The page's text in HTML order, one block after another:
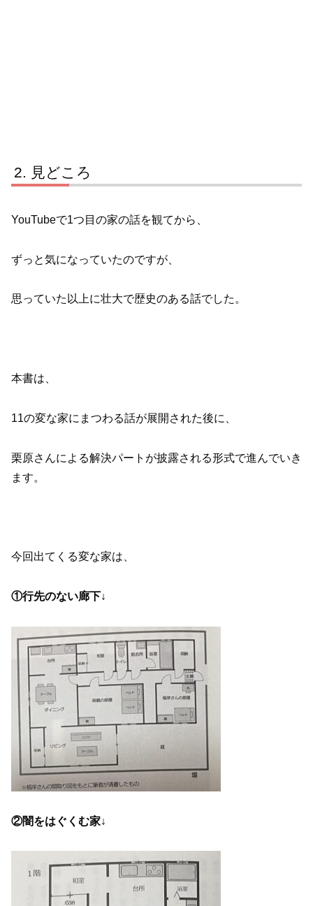
見どころ
YouTubeで1つ目の家の話を観てから、
ずっと気になっていたのですが、
思っていた以上に壮大で歴史のある話でした。
本書は、
11の変な家にまつわる話が展開された後に、
栗原さんによる解決パートが披露される形式で進んでいき
ます。
今回出てくる変な家は、
①行先のない廊下↓
②闇をはぐくむ家↓